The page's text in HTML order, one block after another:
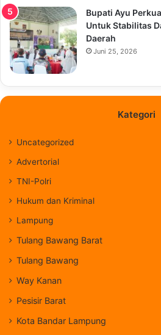
Bupati Ayu
Untuk Stabilitas
Daerah
Juni 25, 2026
Kategori
Uncategorized
Advertorial
TNI-Polri
Hukum dan Kriminal
Lampung
Tulang Bawang Barat
Tulang Bawang
Way Kanan
Pesisir Barat
Kota Bandar Lampung